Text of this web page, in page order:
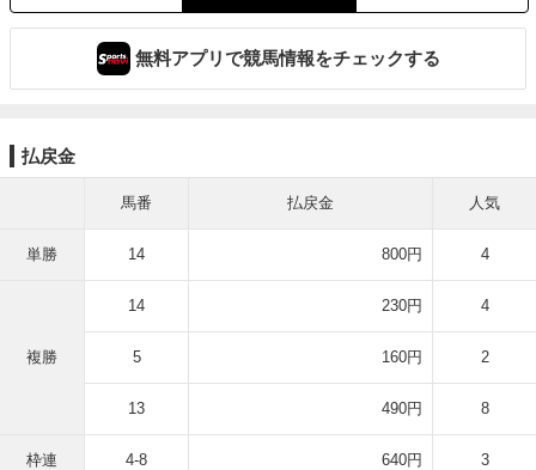
無料アプリで競馬情報をチェックする
払戻金
馬番 払戻金 人気
単勝 14 800円 4
複勝
14 230円 4
5 160円 2
13 490円 8
枠連 4-8 640円 3